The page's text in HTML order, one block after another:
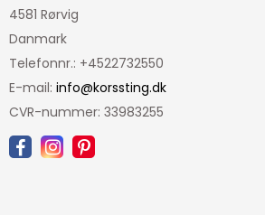
4581 Rørvig
Danmark
Telefonnr.: +4522732550
E-mail: info@korssting.dk
CVR-nummer: 33983255